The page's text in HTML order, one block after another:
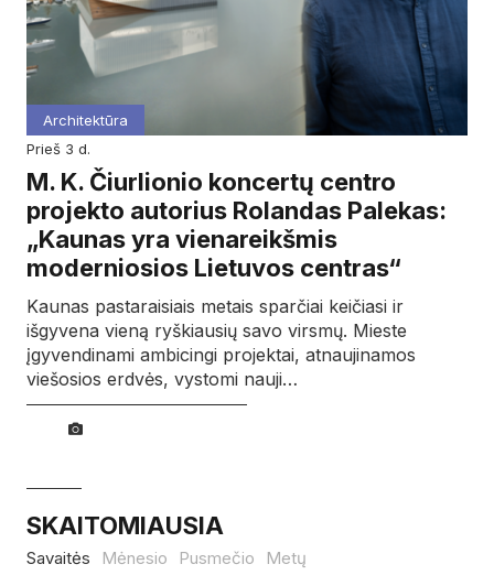
Architektūra
prieš 3 d.
M. K. Čiurlionio koncertų centro
projekto autorius Rolandas Palekas:
„Kaunas yra vienareikšmis
moderniosios Lietuvos centras“
Kaunas pastaraisiais metais sparčiai keičiasi ir
išgyvena vieną ryškiausių savo virsmų. Mieste
įgyvendinami ambicingi projektai, atnaujinamos
viešosios erdvės, vystomi nauji…
SKAITOMIAUSIA
Savaitės Mėnesio Pusmečio Metų